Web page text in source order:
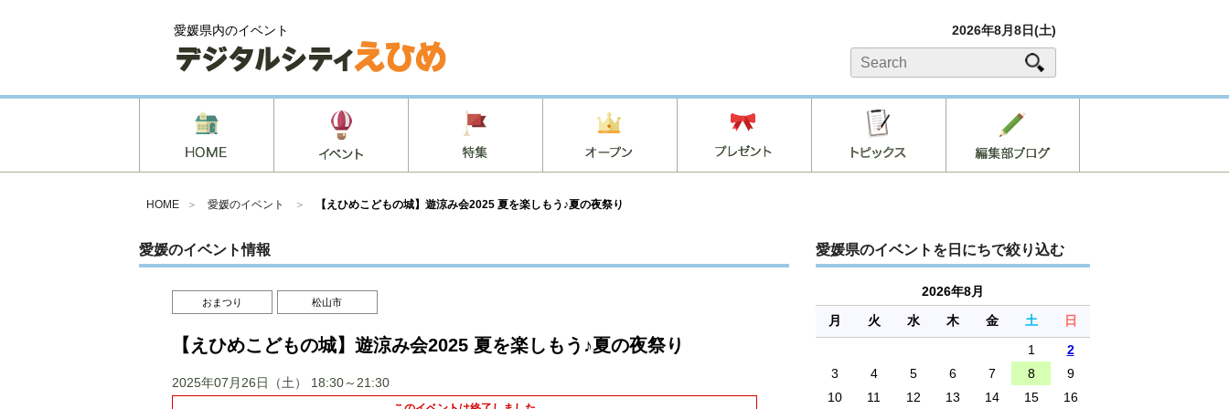
愛媛県内のイベント 2026年8月8日(土)
HOME ＞ 愛媛のイベント ＞ 【えひめこどもの城】遊涼み会2025 夏を楽しもう♪夏の夜祭り
愛媛のイベント情報
おまつり 松山市
【えひめこどもの城】遊涼み会2025 夏を楽しもう♪夏の夜祭り
2025年07月26日（土） 18:30～21:30
愛媛県のイベントを日にちで絞り込む
2026年8月
月
火 水 木 金 土
日
1
2
3
4 5 6 7 8
9
10
11 12 13 14 15 16